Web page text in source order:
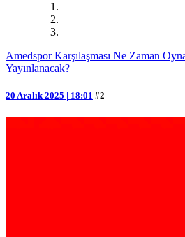
Amedspor Karşılaşması Ne Zaman
Yayınlanacak?
20 Aralık 2025 | 18:01 #2